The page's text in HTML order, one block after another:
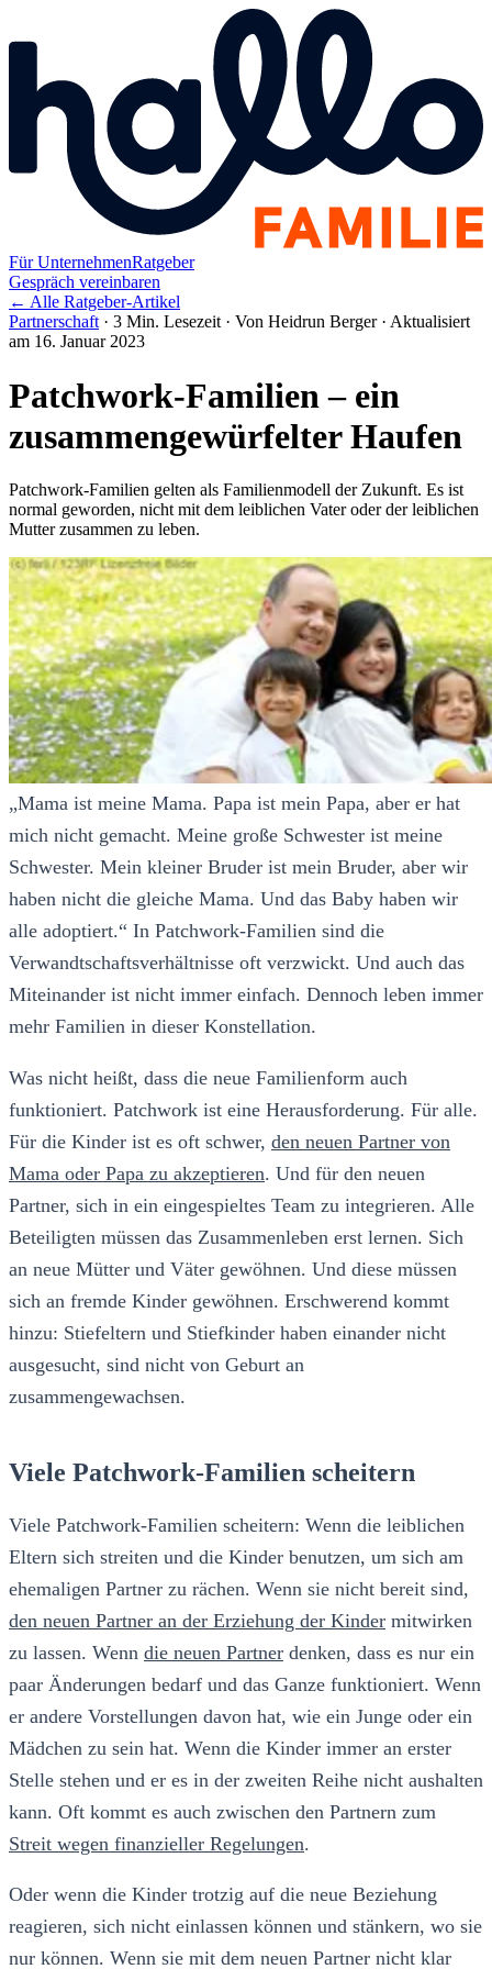
Für UnternehmenRatgeber
Gespräch vereinbaren
← Alle Ratgeber-Artikel
Partnerschaft · 3 Min. Lesezeit · Von Heidrun Berger · Aktualisiert
am 16. Januar 2023
Patchwork-Familien – ein
zusammengewürfelter Haufen
Patchwork-Familien gelten als Familienmodell der Zukunft. Es ist
normal geworden, nicht mit dem leiblichen Vater oder der leiblichen
Mutter zusammen zu leben.
„Mama ist meine Mama. Papa ist mein Papa, aber er hat
mich nicht gemacht. Meine große Schwester ist meine
Schwester. Mein kleiner Bruder ist mein Bruder, aber wir
haben nicht die gleiche Mama. Und das Baby haben wir
alle adoptiert.“ In Patchwork-Familien sind die
Verwandtschaftsverhältnisse oft verzwickt. Und auch das
Miteinander ist nicht immer einfach. Dennoch leben immer
mehr Familien in dieser Konstellation.
Was nicht heißt, dass die neue Familienform auch
funktioniert. Patchwork ist eine Herausforderung. Für alle.
Für die Kinder ist es oft schwer, den neuen Partner von
Mama oder Papa zu akzeptieren. Und für den neuen
Partner, sich in ein eingespieltes Team zu integrieren. Alle
Beteiligten müssen das Zusammenleben erst lernen. Sich
an neue Mütter und Väter gewöhnen. Und diese müssen
sich an fremde Kinder gewöhnen. Erschwerend kommt
hinzu: Stiefeltern und Stiefkinder haben einander nicht
ausgesucht, sind nicht von Geburt an
zusammengewachsen.
Viele Patchwork-Familien scheitern
Viele Patchwork-Familien scheitern: Wenn die leiblichen
Eltern sich streiten und die Kinder benutzen, um sich am
ehemaligen Partner zu rächen. Wenn sie nicht bereit sind,
den neuen Partner an der Erziehung der Kinder mitwirken
zu lassen. Wenn die neuen Partner denken, dass es nur ein
paar Änderungen bedarf und das Ganze funktioniert. Wenn
er andere Vorstellungen davon hat, wie ein Junge oder ein
Mädchen zu sein hat. Wenn die Kinder immer an erster
Stelle stehen und er es in der zweiten Reihe nicht aushalten
kann. Oft kommt es auch zwischen den Partnern zum
Streit wegen finanzieller Regelungen.
Oder wenn die Kinder trotzig auf die neue Beziehung
reagieren, sich nicht einlassen können und stänkern, wo sie
nur können. Wenn sie mit dem neuen Partner nicht klar